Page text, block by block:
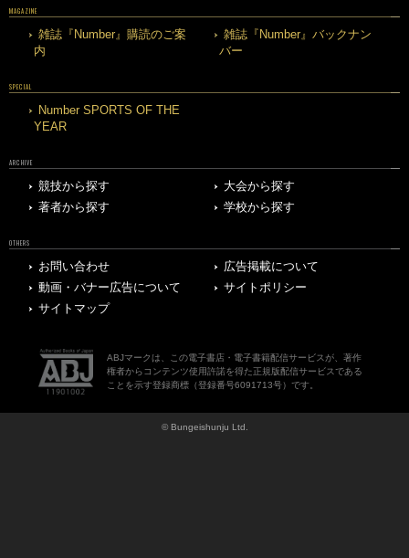
MAGAZINE
雑誌『Number』購読のご案
内
雑誌『Number』バックナン
バー
SPECIAL
Number SPORTS OF THE
YEAR
ARCHIVE
競技から探す
大会から探す
著者から探す
学校から探す
OTHERS
お問い合わせ
広告掲載について
動画・バナー広告について
サイトポリシー
サイトマップ
ABJマークは、この電子書店・電子書籍配信サービスが、著作
権者からコンテンツ使用許諾を得た正規版配信サービスである
ことを示す登録商標（登録番号6091713号）です。
© Bungeishunju Ltd.